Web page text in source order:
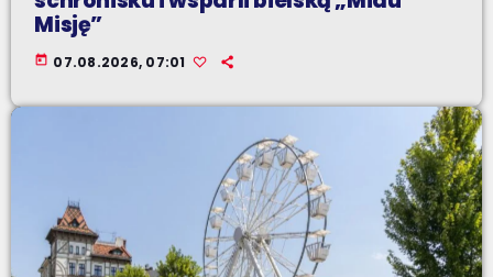
Misję”
today 07.08.2026, 07:01